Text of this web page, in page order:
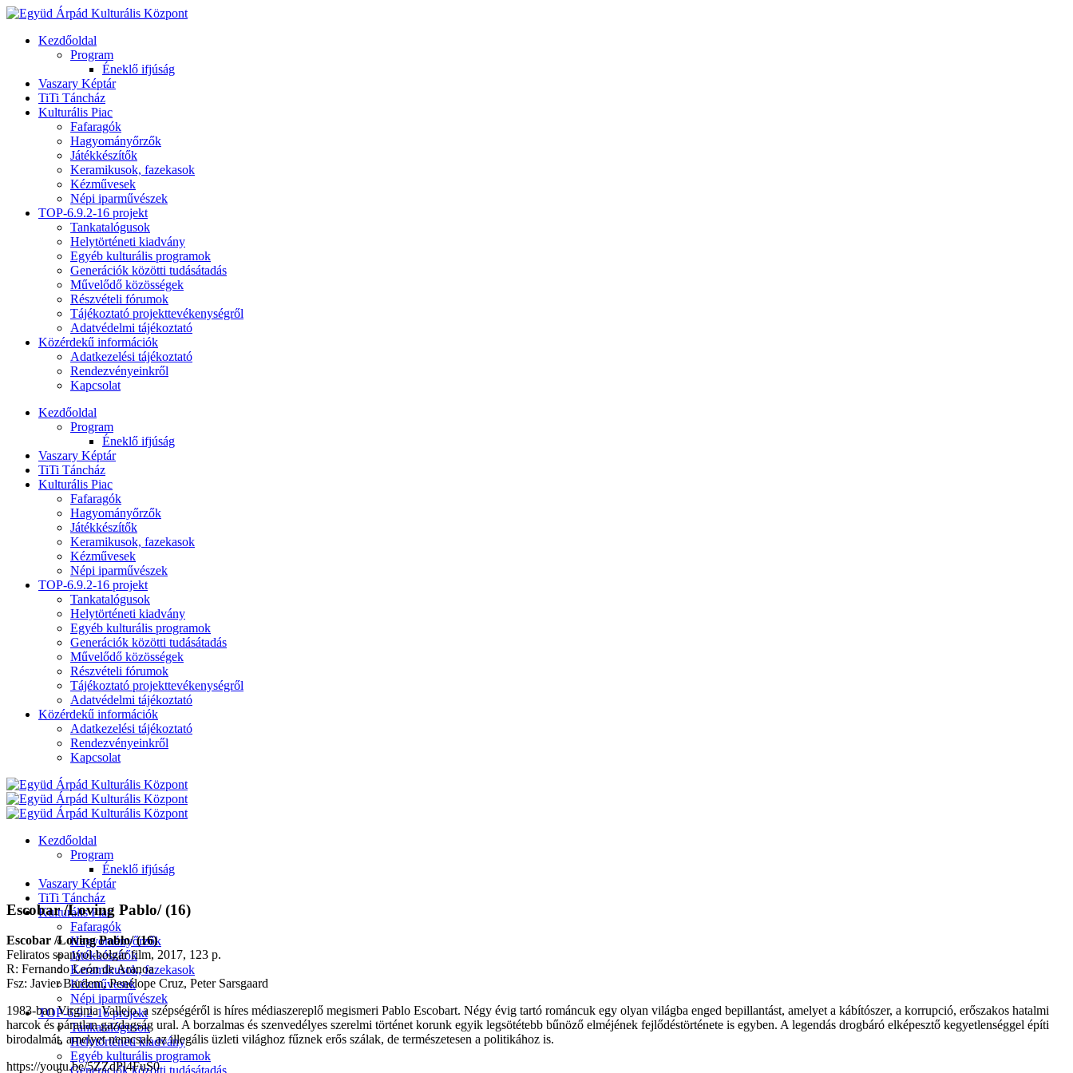
Kezdőoldal
Program
Éneklő ifjúság
Vaszary Képtár
TiTi Táncház
Kulturális Piac
Fafaragók
Hagyományőrzők
Játékkészítők
Keramikusok, fazekasok
Kézművesek
Népi iparművészek
TOP-6.9.2-16 projekt
Tankatalógusok
Helytörténeti kiadvány
Egyéb kulturális programok
Generációk közötti tudásátadás
Művelődő közösségek
Részvételi fórumok
Tájékoztató projekttevékenységről
Adatvédelmi tájékoztató
Közérdekű információk
Adatkezelési tájékoztató
Rendezvényeinkről
Kapcsolat
Kezdőoldal
Program
Éneklő ifjúság
Vaszary Képtár
TiTi Táncház
Kulturális Piac
Fafaragók
Hagyományőrzők
Játékkészítők
Keramikusok, fazekasok
Kézművesek
Népi iparművészek
TOP-6.9.2-16 projekt
Tankatalógusok
Helytörténeti kiadvány
Egyéb kulturális programok
Generációk közötti tudásátadás
Művelődő közösségek
Részvételi fórumok
Tájékoztató projekttevékenységről
Adatvédelmi tájékoztató
Közérdekű információk
Adatkezelési tájékoztató
Rendezvényeinkről
Kapcsolat
Kezdőoldal
Program
Éneklő ifjúság
Vaszary Képtár
TiTi Táncház
Kulturális Piac
Fafaragók
Hagyományőrzők
Játékkészítők
Keramikusok, fazekasok
Kézművesek
Népi iparművészek
TOP-6.9.2-16 projekt
Tankatalógusok
Helytörténeti kiadvány
Egyéb kulturális programok
Generációk közötti tudásátadás
Escobar /Loving Pablo/ (16)
Escobar /Loving Pablo/ (16)
Feliratos spanyol-bolgár film, 2017, 123 p.
R: Fernando León de Aranoa
Fsz: Javier Bardem, Penélope Cruz, Peter Sarsgaard
1983-ban Virginia Vallejo, a szépségéről is híres médiaszereplő megismeri Pablo Escobart. Négy évig tartó románcuk egy olyan világba enged bepillantást, amelyet a kábítószer, a korrupció, erőszakos hatalmi
harcok és páratlan gazdagság ural. A borzalmas és szenvedélyes szerelmi történet korunk egyik legsötétebb bűnöző elméjének fejlődéstörténete is egyben. A legendás drogbáró elképesztő kegyetlenséggel építi
birodalmát, amelyet nemcsak az illegális üzleti világhoz fűznek erős szálak, de természetesen a politikához is.
https://youtu.be/5ZZdPl4FuS0